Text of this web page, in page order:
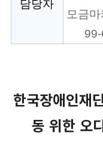
담당자
모금
한국장애인재
동 위한 오